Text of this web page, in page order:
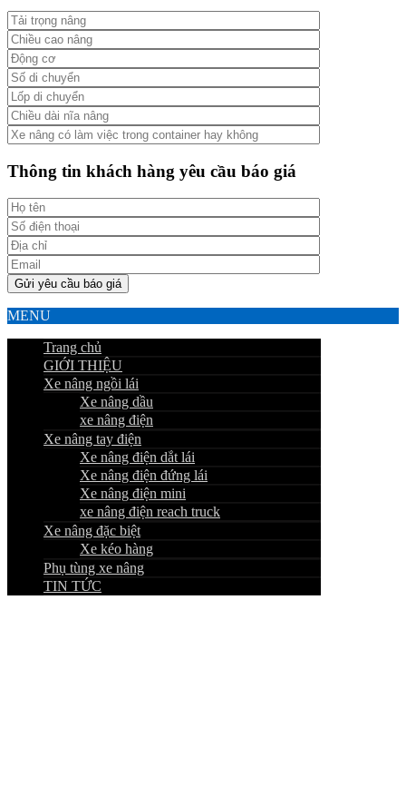
Thông tin khách hàng yêu cầu báo giá
MENU
Trang chủ
GIỚI THIỆU
Xe nâng ngồi lái
Xe nâng dầu
xe nâng điện
Xe nâng tay điện
Xe nâng điện dắt lái
Xe nâng điện đứng lái
Xe nâng điện mini
xe nâng điện reach truck
Xe nâng đặc biệt
Xe kéo hàng
Phụ tùng xe nâng
TIN TỨC